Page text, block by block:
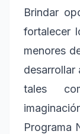
Brindar
fortalecer
menores
desarrollar
tales
Programa